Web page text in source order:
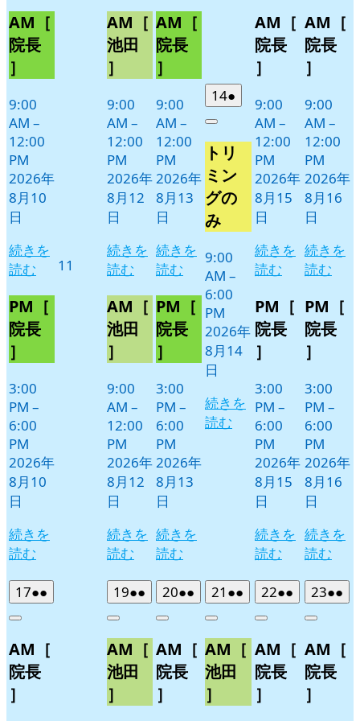
月
10
日
イ
ト)
AM［
院長
］
9:00
AM –
12:00
PM
2026年
8月10
日
続きを
読む
PM［
院長
］
3:00
PM –
6:00
PM
2026年
8月10
日
続きを
読む
11
月
12
日
イ
ベ
ト)
AM［
池田
］
9:00
AM –
12:00
PM
2026年
8月12
日
続きを
読む
AM［
池田
］
9:00
AM –
12:00
PM
2026年
8月12
日
続きを
読む
月
13
日
イ
ト)
AM［
院長
］
9:00
AM –
12:00
PM
2026年
8月13
日
続きを
読む
PM［
院長
］
3:00
PM –
6:00
PM
2026年
8月13
日
続きを
読む
142026
年
月
14
日
●
件
ベ
ン
ト)
Close
トリ
ミン
グの
み
9:00
AM –
6:00
PM
2026年
8月14
日
続きを
読む
月
15
日
イ
ベ
ト)
AM［
院長
］
9:00
AM –
12:00
PM
2026年
8月15
日
続きを
読む
PM［
院長
］
3:00
PM –
6:00
PM
2026年
8月15
日
続きを
読む
月
16
日
イ
AM［
院長
］
9:00
AM –
12:00
PM
2026年
8月16
日
続きを
読む
PM［
院長
］
3:00
PM –
6:00
PM
2026年
8月16
日
続きを
読む
172026
年
月
17
日
●●
件
イ
Close
AM［
院長
］
192026
年
月
19
日
●●
件
イ
ベ
ト)
Close
AM［
池田
］
202026
年
月
20
日
●●
件
イ
ベ
ト)
Close
AM［
院長
］
21 2026
年
月
21
日
●●
件
イ
ベ
ト)
Close
AM［
池田
］
222026
年
月
22
日
●●
件
イ
ベ
ト)
Close
AM［
院長
］
232026
年
月
23
日
●●
件
イ
Close
AM［
院長
］